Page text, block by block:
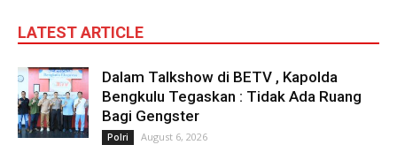
LATEST ARTICLE
Dalam Talkshow di BETV , Kapolda
Bengkulu Tegaskan : Tidak Ada Ruang
Bagi Gengster
Polri August 6, 2026